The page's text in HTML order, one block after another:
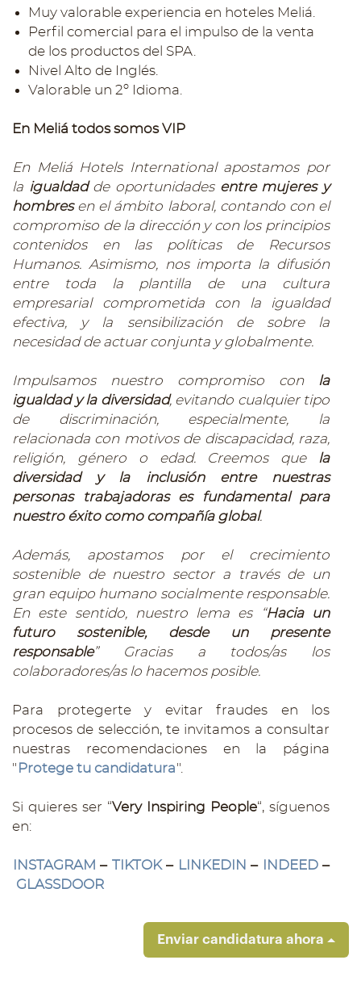
Muy valorable experiencia en hoteles Meliá.
Perfil comercial para el impulso de la venta
de los productos del SPA.
Nivel Alto de Inglés.
Valorable un 2º Idioma.
En Meliá todos somos VIP
En Meliá Hotels International apostamos por
la igualdad de oportunidades entre mujeres y
hombresen el ámbito laboral, contando con el
compromiso de la dirección y con los principios
contenidos en las políticas de Recursos
Humanos. Asimismo, nos importa la difusión
entre toda la plantilla de una cultura
empresarial comprometida con la igualdad
efectiva, y la sensibilización de sobre la
necesidad de actuar conjunta y globalmente.
Impulsamos nuestro compromiso con
la
igualdad y la diversidad, evitando cualquier tipo
de discriminación, especialmente, la
relacionada con motivos de discapacidad, raza,
religión, género o edad. Creemos que
la
diversidad y la inclusión entre nuestras
personas trabajadoras es fundamental para
nuestro éxito como compañía global.
Además, apostamos por el crecimiento
sostenible de nuestro sector a través de un
gran equipo humano socialmente responsable.
En este sentido, nuestro lema es “Hacia un
futuro sostenible, desde un presente
responsable” Gracias a todos/as los
colaboradores/as lo hacemos posible.
Para protegerte y evitar fraudes en los
procesos de selección, te invitamos a consultar
nuestras recomendaciones en la página
" Protege tu candidatura".
Si quieres ser “Very Inspiring People“, síguenos
en:
INSTAGRAM – TIKTOK – LINKEDIN – INDEED –
GLASSDOOR
Enviar candidatura ahora